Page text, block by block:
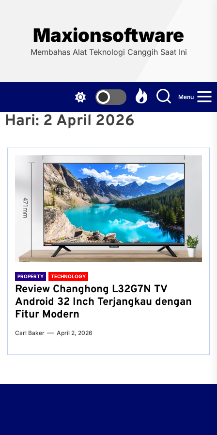
Maxionsoftware
Membahas Alat Teknologi Canggih Saat Ini
Menu
Hari: 2 April 2026
PROPERTY TECHNOLOGY
Review Changhong L32G7N TV
Android 32 Inch Terjangkau dengan
Fitur Modern
Carl Baker April 2, 2026